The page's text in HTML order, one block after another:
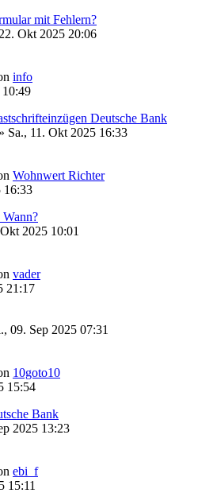
mit Fehlern?
Okt 2025 20:06
info
Deutsche Bank
Sa., 11. Okt 2025 16:33
Wohnwert Richter
16:33
2025 10:01
vader
21:17
09. Sep 2025 07:31
10goto10
15:54
Bank
2025 13:23
ebi_f
15:11